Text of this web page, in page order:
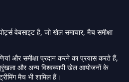
वेबसाइट है, जो खेल समाचार, मैच समीक्षा
और समीक्षा प्रदान करने का प्रयास करते हैं,
और अन्य विश्वव्यापी खेल आयोजनों के
मैच भी शामिल हैं।